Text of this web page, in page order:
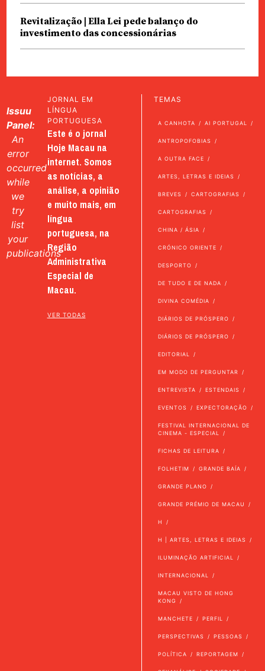
Revitalização | Ella Lei pede balanço do
investimento das concessionárias
Issuu
Panel:
An
error
occurred
while
we
try
list
your
publications
JORNAL EM
LÍNGUA
PORTUGUESA
Este é o jornal
Hoje Macau na
internet. Somos
as notícias, a
análise, a opinião
e muito mais, em
língua
portuguesa, na
Região
Administrativa
Especial de
Macau.
VER TODAS
TEMAS
A CANHOTA AI PORTUGAL
ANTROPOFOBIAS
A OUTRA FACE
ARTES, LETRAS E IDEIAS
BREVES CARTOGRAFIAS
CARTOGRAFIAS
CHINA / ÁSIA
CRÓNICO ORIENTE
DESPORTO
DE TUDO E DE NADA
DIVINA COMÉDIA
DIÁRIOS DE PRÓSPERO
DIÁRIOS DE PRÓSPERO
EDITORIAL
EM MODO DE PERGUNTAR
ENTREVISTA ESTENDAIS
EVENTOS EXPECTORAÇÃO
FESTIVAL INTERNACIONAL DE
CINEMA - ESPECIAL
FICHAS DE LEITURA
FOLHETIM GRANDE BAÍA
GRANDE PLANO
GRANDE PRÉMIO DE MACAU
H
H | ARTES, LETRAS E IDEIAS
ILUMINAÇÃO ARTIFICIAL
INTERNACIONAL
MACAU VISTO DE HONG
KONG
MANCHETE PERFIL
PERSPECTIVAS PESSOAS
POLÍTICA REPORTAGEM